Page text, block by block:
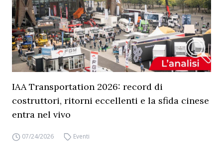
IAA Transportation 2026: record di
costruttori, ritorni eccellenti e la sfida cinese
entra nel vivo
07/24/2026 Eventi